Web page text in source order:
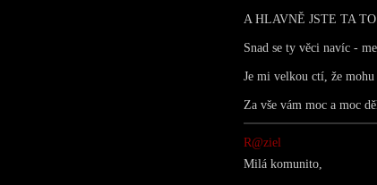
A HLAVNĚ JSTE TA
Snad se ty věci navíc -
Je mi velkou ctí, že
Za vše vám moc a moc
R@ziel
Milá komunito,